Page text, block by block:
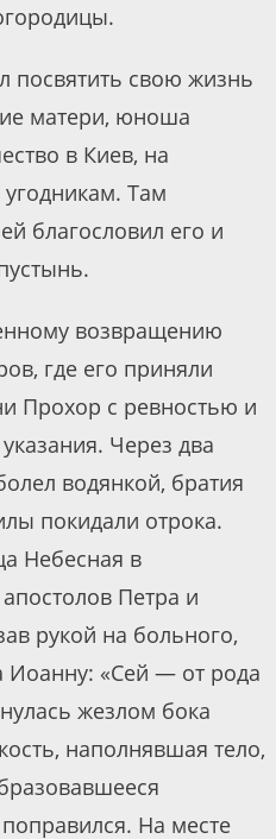
свою жизнь
матери, юноша
в Киев, на
Там
благословил его и
возвращению
где его приняли
Прохор с ревностью и
Через два
водянкой, братия
покидали отрока.
Небесная в
Петра и
рукой на больного,
Иоанну: «Сей — от рода
жезлом бока
наполнявшая тело,
На месте